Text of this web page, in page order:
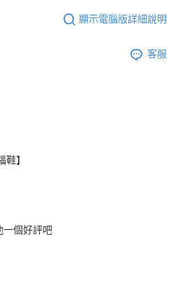
顯示電腦版詳細說明
客服
鞋】
一個好評吧